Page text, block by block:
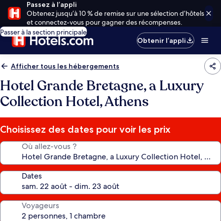
Passez à l’appli
Obtenez jusqu’à 10 % de remise sur une sélection d’hôtels
et connectez-vous pour gagner des récompenses.
Passer à la section principale
Obtenir l’appli
Afficher tous les hébergements
Hotel Grande Bretagne, a Luxury
Collection Hotel, Athens
Choisissez des dates pour voir les prix
Où allez-vous ?
Dates
Voyageurs